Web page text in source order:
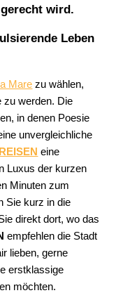
wird.
Leben
Mare zu wählen,
zu werden. Die
in denen Poesie
unvergleichliche
eine
Luxus der kurzen
Minuten zum
Sie kurz in die
direkt dort, wo das
empfehlen die Stadt
lieben, gerne
erstklassige
möchten.